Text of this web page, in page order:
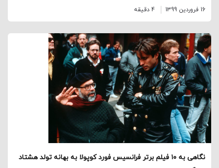
16 فروردین 1399 4 دقیقه
نگاهی به ۱۰ فیلم برتر فرانسیس فورد کوپولا به بهانه تولد هشتاد